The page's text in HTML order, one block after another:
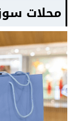
محلات